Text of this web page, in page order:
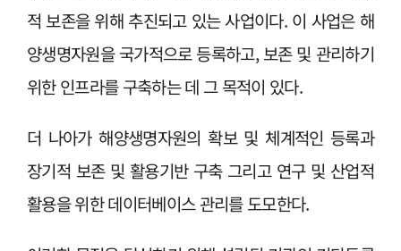
적 보존을 위해 추진되고 있는 사업이다. 이 사업은 해
양생명자원을 국가적으로 등록하고, 보존 및 관리하기
위한 인프라를 구축하는 데 그 목적이 있다.
더 나아가 해양생명자원의 확보 및 체계적인 등록과
장기적 보존 및 활용기반 구축 그리고 연구 및 산업적
활용을 위한 데이터베이스 관리를 도모한다.